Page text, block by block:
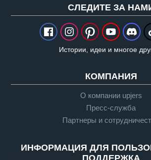
CЛЕДИТЕ ЗА
Истории, идеи и многое
КОМПАНИЯ
О компании upjers
Пресс-служба
Партнеры и
ИНФОРМАЦИЯ ДЛЯ
ПОДДЕРЖКА